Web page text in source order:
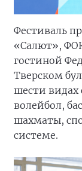
Фестиваль
«Салют»,
гостиной
Тверском
шести видах
волейбол,
шахматы,
системе.